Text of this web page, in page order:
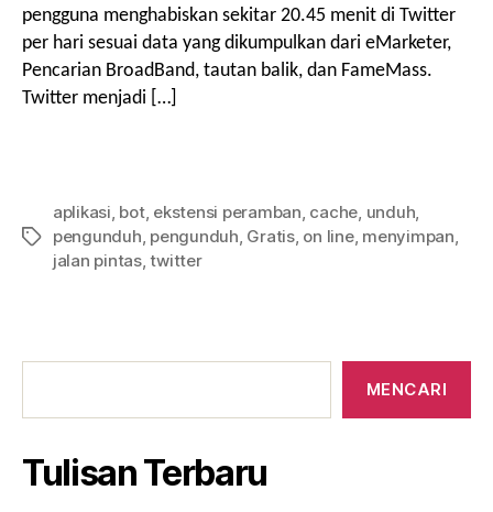
pengguna menghabiskan sekitar 20.45 menit di Twitter
per hari sesuai data yang dikumpulkan dari eMarketer,
Pencarian BroadBand, tautan balik, dan FameMass.
Twitter menjadi […]
Tag
aplikasi, bot, ekstensi peramban, cache, unduh,
pengunduh, pengunduh, Gratis, on line, menyimpan,
jalan pintas,twitter
Tulisan
MENCARI
Tulisan Terbaru